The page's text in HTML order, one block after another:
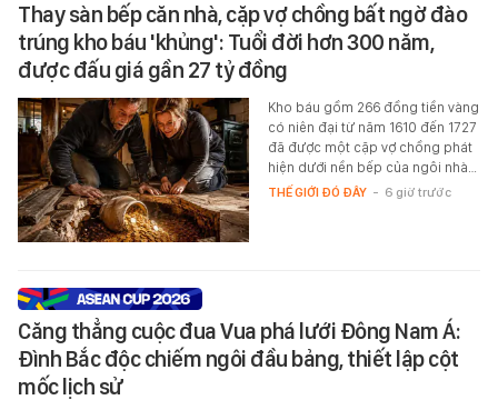
Thay sàn bếp căn nhà, cặp vợ chồng bất ngờ đào
trúng kho báu 'khủng': Tuổi đời hơn 300 năm,
được đấu giá gần 27 tỷ đồng
Kho báu gồm 266 đồng tiền vàng
có niên đại từ năm 1610 đến 1727
đã được một cặp vợ chồng phát
hiện dưới nền bếp của ngôi nhà…
THẾ GIỚI ĐÓ ĐÂY - 6 giờ trước
Căng thẳng cuộc đua Vua phá lưới Đông Nam Á:
Đình Bắc độc chiếm ngôi đầu bảng, thiết lập cột
mốc lịch sử